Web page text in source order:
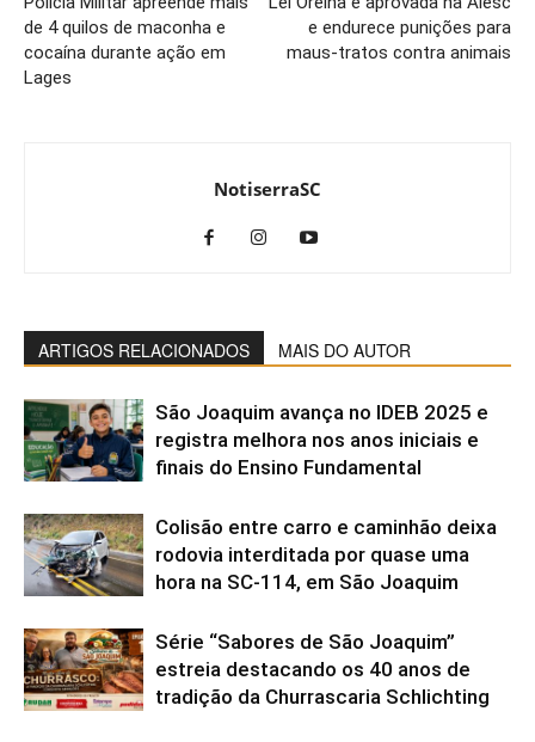
de 4 quilos de maconha e
cocaína durante ação em
Lages
e endurece punições para
maus-tratos contra animais
NotiserraSC
ARTIGOS RELACIONADOS MAIS DO AUTOR
São Joaquim avança no IDEB 2025 e
registra melhora nos anos iniciais e
finais do Ensino Fundamental
Colisão entre carro e caminhão deixa
rodovia interditada por quase uma
hora na SC-114, em São Joaquim
Série “Sabores de São Joaquim”
estreia destacando os 40 anos de
tradição da Churrascaria Schlichting